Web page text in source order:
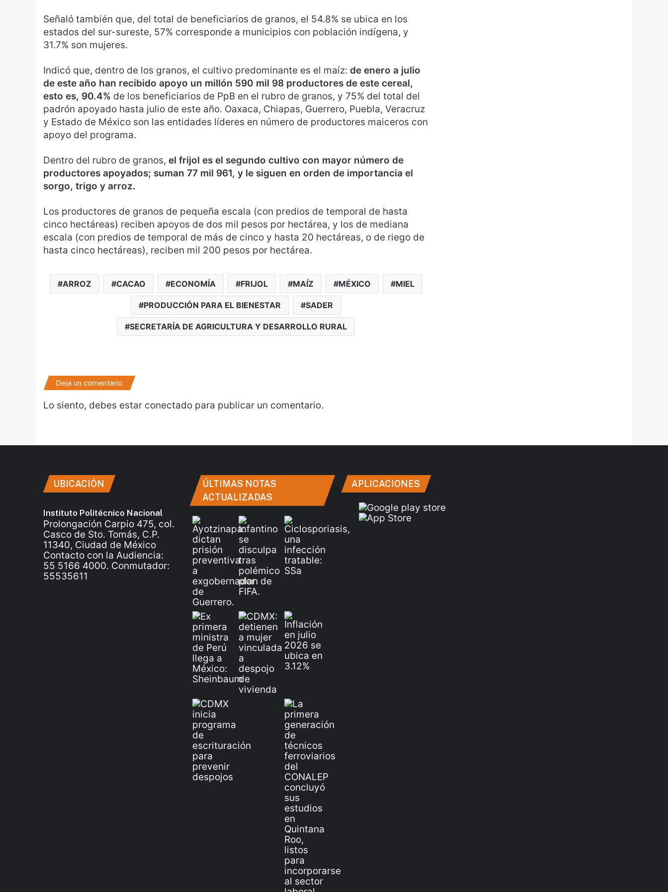
Señaló también que, del total de beneficiarios de granos, el 54.8% se ubica en los
estados del sur-sureste, 57% corresponde a municipios con población indígena, y
31.7% son mujeres.
Indicó que, dentro de los granos, el cultivo predominante es el maíz: de enero a julio
de este año han recibido apoyo un millón 590 mil 98 productores de este cereal,
esto es, 90.4% de los beneficiarios de PpB en el rubro de granos, y 75% del total del
padrón apoyado hasta julio de este año. Oaxaca, Chiapas, Guerrero, Puebla, Veracruz
y Estado de México son las entidades líderes en número de productores maiceros con
apoyo del programa.
Dentro del rubro de granos, el frijol es el segundo cultivo con mayor número de
productores apoyados; suman 77 mil 961, y le siguen en orden de importancia el
sorgo, trigo y arroz.
Los productores de granos de pequeña escala (con predios de temporal de hasta
cinco hectáreas) reciben apoyos de dos mil pesos por hectárea, y los de mediana
escala (con predios de temporal de más de cinco y hasta 20 hectáreas, o de riego de
hasta cinco hectáreas), reciben mil 200 pesos por hectárea.
ARROZ CACAO ECONOMÍA FRIJOL MAÍZ MÉXICO MIEL
PRODUCCIÓN PARA EL BIENESTAR SADER
SECRETARÍA DE AGRICULTURA Y DESARROLLO RURAL
Deja un comentario
Lo siento, debes estar conectado para publicar un comentario.
UBICACIÓN
Instituto Politécnico Nacional
Prolongación Carpio 475, col.
Casco de Sto. Tomás, C.P.
11340, Ciudad de México
Contacto con la Audiencia:
55 5166 4000. Conmutador:
55535611
ÚLTIMAS NOTAS
ACTUALIZADAS
APLICACIONES